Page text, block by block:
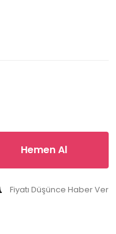
Hemen Al
Fiyatı Düşünce Haber Ver